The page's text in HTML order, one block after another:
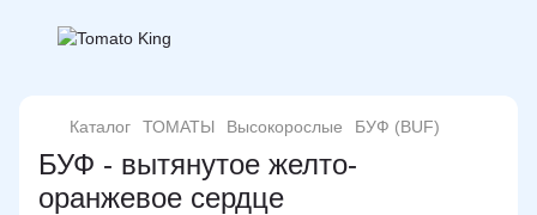
Каталог ТОМАТЫ Высокорослые БУФ (BUF)
БУФ - вытянутое желто-
оранжевое сердце